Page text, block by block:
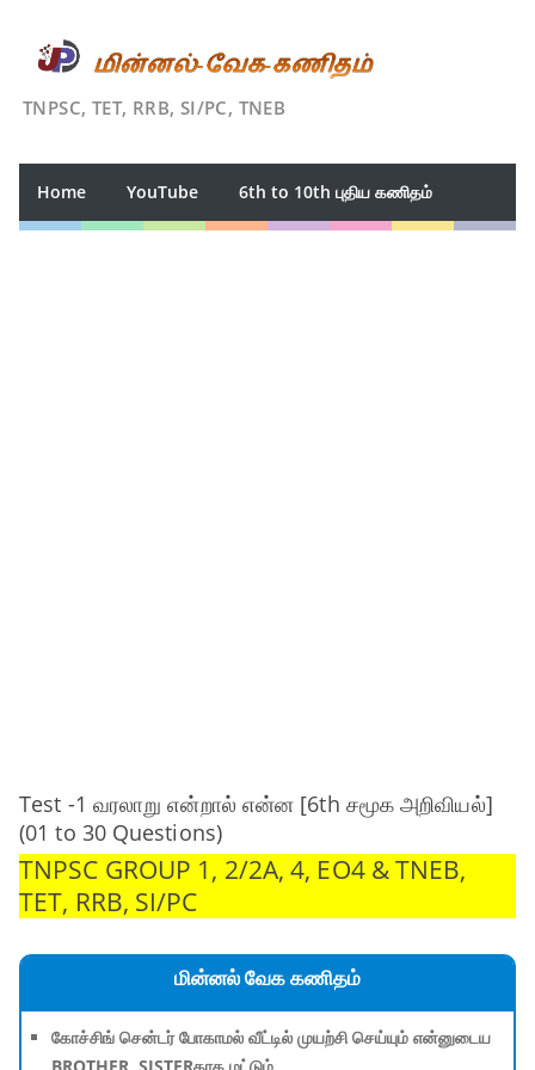
TNPSC, TET, RRB, SI/PC, TNEB
Home YouTube 6th to 10th புதிய கணிதம்
Test -1 வரலாறு என்றால் என்ன [6th சமூக அறிவியல்]
(01 to 30 Questions)
TNPSC GROUP 1, 2/2A, 4, EO4 & TNEB,
TET, RRB, SI/PC
மின்னல் வேக கணிதம்
கோச்சிங் சென்டர் போகாமல் வீட்டில் முயற்சி செய்யும் என்னுடைய